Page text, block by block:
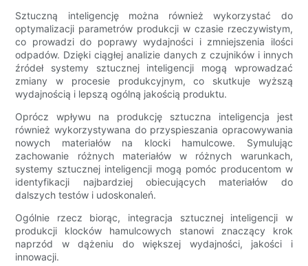
Sztuczną inteligencję można również wykorzystać do
optymalizacji parametrów produkcji w czasie rzeczywistym,
co prowadzi do poprawy wydajności i zmniejszenia ilości
odpadów. Dzięki ciągłej analizie danych z czujników i innych
źródeł systemy sztucznej inteligencji mogą wprowadzać
zmiany w procesie produkcyjnym, co skutkuje wyższą
wydajnością i lepszą ogólną jakością produktu.
Oprócz wpływu na produkcję sztuczna inteligencja jest
również wykorzystywana do przyspieszania opracowywania
nowych materiałów na klocki hamulcowe. Symulując
zachowanie różnych materiałów w różnych warunkach,
systemy sztucznej inteligencji mogą pomóc producentom w
identyfikacji najbardziej obiecujących materiałów do
dalszych testów i udoskonaleń.
Ogólnie rzecz biorąc, integracja sztucznej inteligencji w
produkcji klocków hamulcowych stanowi znaczący krok
naprzód w dążeniu do większej wydajności, jakości i
innowacji.